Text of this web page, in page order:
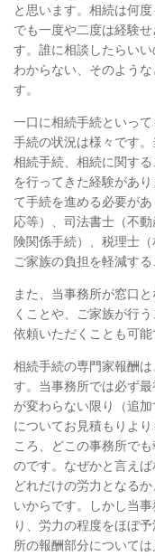
と思います。相続は何
でも一度や二度は経験
す。誰に相談したらい
わからない、そのよう
す。
一口に相続手続といっ
手続の状況は様々です
相続手続、相続に関す
を行ってきた経験があ
て手続を進める必要が
応等）、司法書士（不
険関係手続）、税理士
ご家族の負担を軽減する
また、当事務所が窓口
くことや、ご家族が行
依頼いただくことも可能
相続手続の専門家報酬
す。当事務所では必ず
が変わらない限り（追
についてお見積もりよ
ころ、どこの事務所で
のです。なぜかと言え
どれだけの労力となる
いからです。しかし当
り、労力の程度をほぼ
所の報酬部分について